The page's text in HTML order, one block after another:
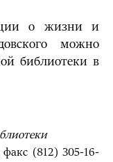
о жизни и
можно
библиотеки в
факс (812) 305-16-